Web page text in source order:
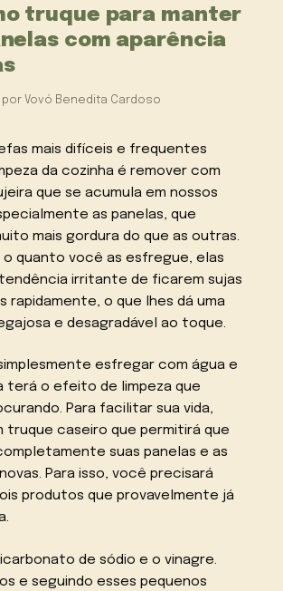
truque para manter
com aparência
por Vovó Benedita Cardoso
mais difíceis e frequentes
da cozinha é remover com
que se acumula em nossos
as panelas, que
mais gordura do que as outras.
o quanto você as esfregue, elas
irritante de ficarem sujas
rapidamente, o que lhes dá uma
e desagradável ao toque.
esfregar com água e
terá o efeito de limpeza que
Para facilitar sua vida,
truque caseiro que permitirá que
suas panelas e as
Para isso, você precisará
produtos que provavelmente já
de sódio e o vinagre.
e seguindo esses pequenos